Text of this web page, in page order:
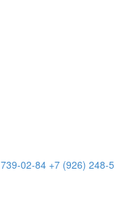
739-02-84 +7 (926) 248-